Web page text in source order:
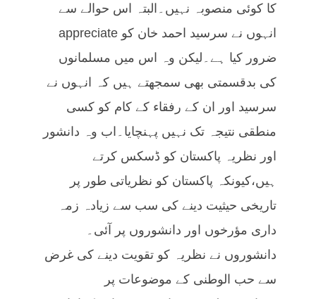
کا کوئی منصوبہ نہیں۔البتہ اس حوالے سے
انہوں نے سرسید احمد خان کو appreciate
ضرور کیا ہے۔لیکن وہ اس میں مسلمانوں
کی بدقسمتی بھی سمجھتے ہیں کہ انہوں نے
سرسید اور ان کے رفقاء کے کام کو کسی
منطقی نتیجہ تک نہیں پہنچایا۔اب وہ دانشور
اور نظریہ پاکستان کو ڈسکس کرتے
ہیں،کیونکہ پاکستان کو نظریاتی طور پر
تاریخی حیثیت دینے کی سب سے زیادہ زمہ
داری مؤرخوں اور دانشوروں پر آئی۔
دانشوروں نے نظریہ کو تقویت دینے کی غرض
سے حب الوطنی کے موضوعات پر